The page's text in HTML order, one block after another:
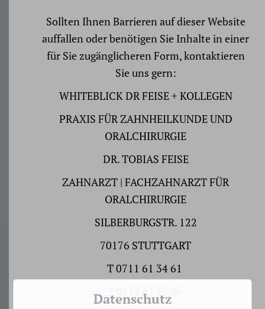
Sollten Ihnen Barrieren auf dieser Website
auffallen oder benötigen Sie Inhalte in einer
für Sie zugänglicheren Form, kontaktieren
Sie uns gern:
WHITEBLICK DR FEISE + KOLLEGEN
PRAXIS FÜR ZAHNHEILKUNDE UND
ORALCHIRURGIE
DR. TOBIAS FEISE
ZAHNARZT | FACHZAHNARZT FÜR
ORALCHIRURGIE
SILBERBURGSTR. 122
70176 STUTTGART
T0711 61 34 61
0711 61 17 06
Datenschutz